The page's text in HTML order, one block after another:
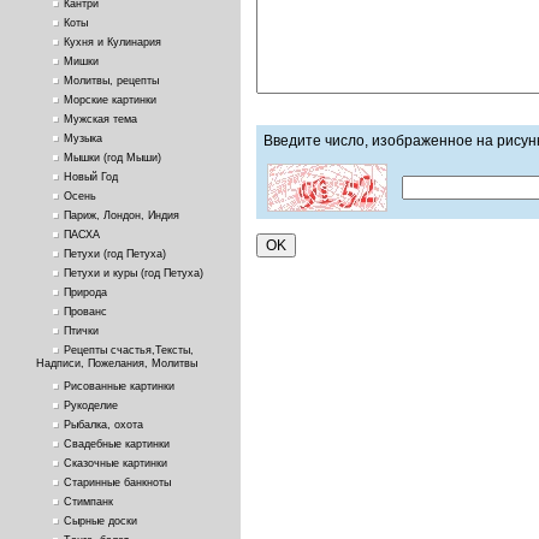
Кантри
Коты
Кухня и Кулинария
Мишки
Молитвы, рецепты
Морские картинки
Мужская тема
Музыка
Мышки (год Мыши)
Новый Год
Осень
Париж, Лондон, Индия
ПАСХА
Петухи (год Петуха)
Петухи и куры (год Петуха)
Природа
Прованс
Птички
Рецепты счастья,Тексты,
Надписи, Пожелания, Молитвы
Рисованные картинки
Рукоделие
Рыбалка, охота
Свадебные картинки
Сказочные картинки
Старинные банкноты
Стимпанк
Сырные доски
Введите число, изображенное на